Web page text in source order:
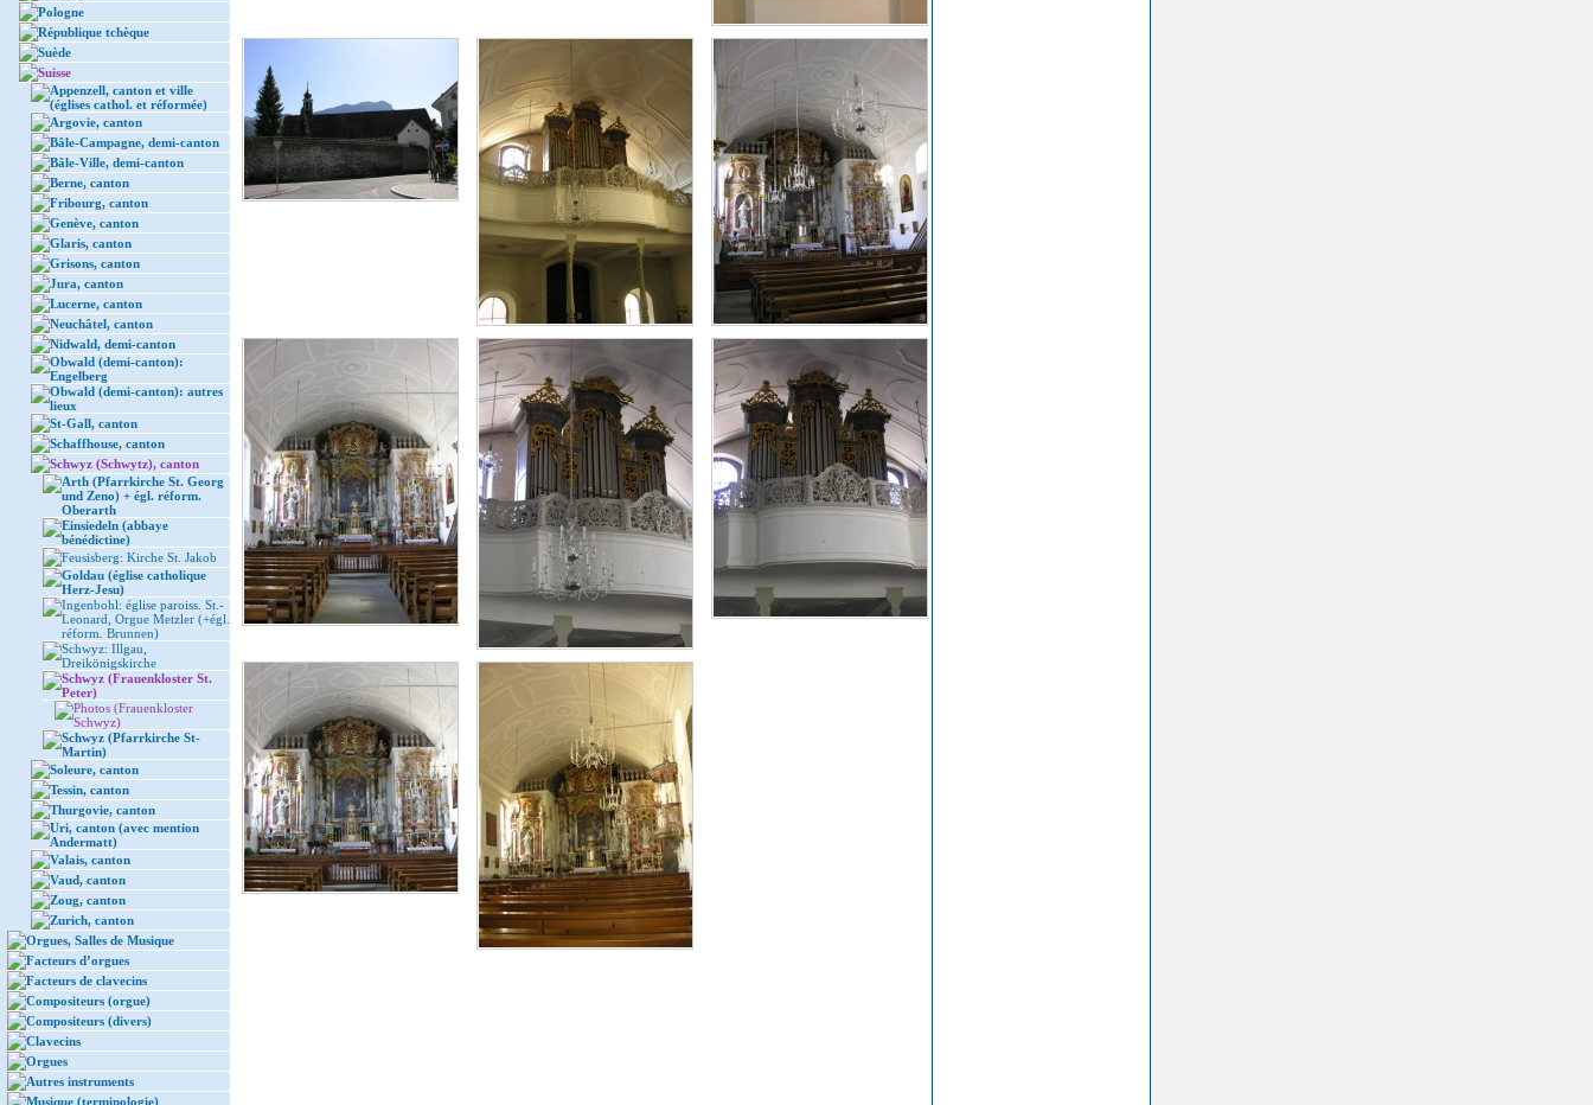
Pologne
République tchèque
Suède
Suisse
Appenzell, canton et ville
(églises cathol. et réformée)
Argovie, canton
Bâle-Campagne, demi-canton
Bâle-Ville, demi-canton
Berne, canton
Fribourg, canton
Genève, canton
Glaris, canton
Grisons, canton
Jura, canton
Lucerne, canton
Neuchâtel, canton
Nidwald, demi-canton
Obwald (demi-canton):
Engelberg
Obwald (demi-canton): autres
lieux
St-Gall, canton
Schaffhouse, canton
Schwyz (Schwytz), canton
Arth (Pfarrkirche St. Georg
und Zeno) + égl. réform.
Oberarth
Einsiedeln (abbaye
bénédictine)
Feusisberg: Kirche St. Jakob
Goldau (église catholique
Herz-Jesu)
Ingenbohl: église paroiss. St.-
Leonard, Orgue Metzler (+égl.
réform. Brunnen)
Schwyz: Illgau,
Dreikönigskirche
Schwyz (Frauenkloster St.
Peter)
Photos (Frauenkloster
Schwyz)
Schwyz (Pfarrkirche St-
Martin)
Soleure, canton
Tessin, canton
Thurgovie, canton
Uri, canton (avec mention
Andermatt)
Valais, canton
Vaud, canton
Zoug, canton
Zurich, canton
Orgues, Salles de Musique
Facteurs d’orgues
Facteurs de clavecins
Compositeurs (orgue)
Compositeurs (divers)
Clavecins
Orgues
Autres instruments
Musique (terminologie)